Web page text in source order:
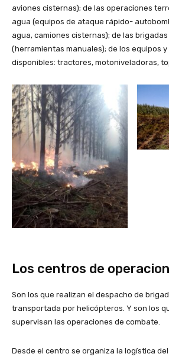
aviones cisternas); de las operaciones
agua (equipos de ataque rápido-
agua, camiones cisternas); de las
(herramientas manuales); de los equipos
disponibles: tractores, motoniveladoras,
Los centros de
Son los que realizan el despacho de
transportada por helicópteros. Y son los
supervisan las operaciones de combate.
Desde el centro se organiza la logística